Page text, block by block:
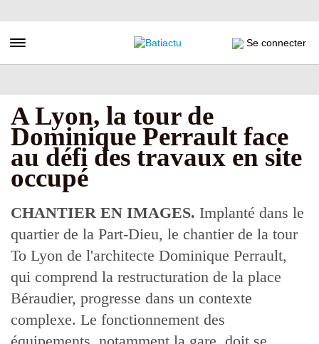
au
principal
Toggle navigation Se connecter
A Lyon, la tour de
Dominique Perrault face
au défi des travaux en site
occupé
CHANTIER EN IMAGES. Implanté dans le
quartier de la Part-Dieu, le chantier de la tour
To Lyon de l'architecte Dominique Perrault,
qui comprend la restructuration de la place
Béraudier, progresse dans un contexte
complexe. Le fonctionnement des